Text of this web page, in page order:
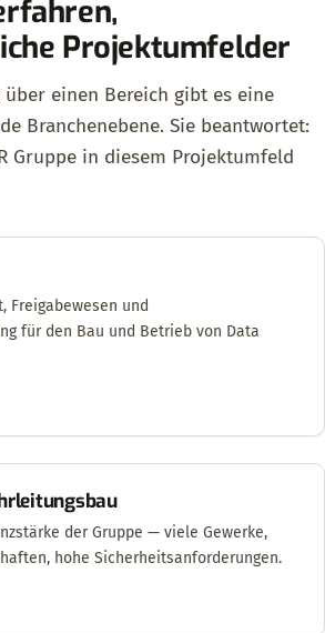
Projektumfelder
über einen Bereich gibt es eine
Branchenebene. Sie beantwortet:
Gruppe in diesem Projektumfeld
Freigabewesen und
für den Bau und Betrieb von Data
der Gruppe — viele Gewerke,
hohe Sicherheitsanforderungen.